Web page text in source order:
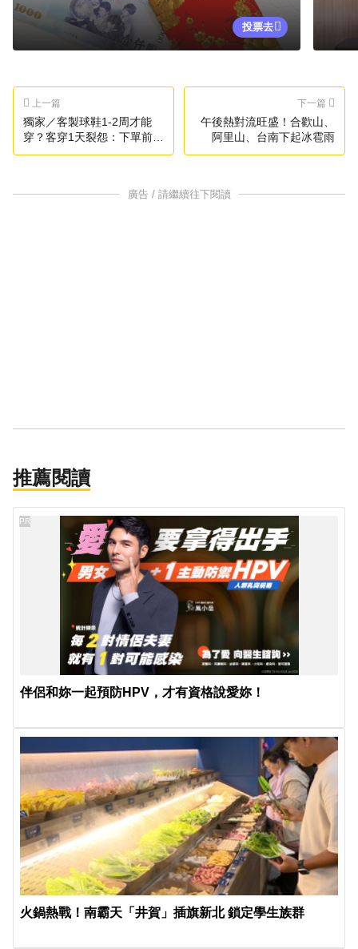
投票去
上一篇
獨家／客製球鞋1-2周才能
穿？客穿1天裂怨：下單前沒
說
下一篇
午後熱對流旺盛！合歡山、
阿里山、台南下起冰雹雨
廣告 / 請繼續往下閱讀
推薦閱讀
伴侶和妳一起預防HPV，才有資格說愛妳！
PR
火鍋熱戰！南霸天「井賀」插旗新北 鎖定學生族群